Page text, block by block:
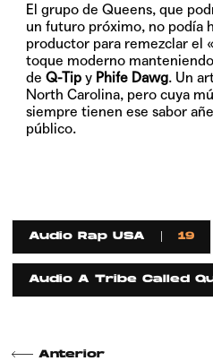
El grupo de Queens, que
un futuro próximo, no podía
productor para remezclar el
toque moderno
de Q-Tip y Phife Dawg. Un
North Carolina, pero cuya
siempre tienen ese sabor
público.
Audio Rap USA 19
Audio A Tribe Called
Anterior